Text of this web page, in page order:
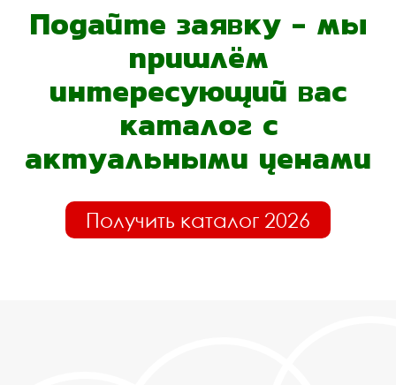
Подайте заявку - мы
пришлём
интересующий вас
каталог с
актуальными ценами
Получить каталог 2026